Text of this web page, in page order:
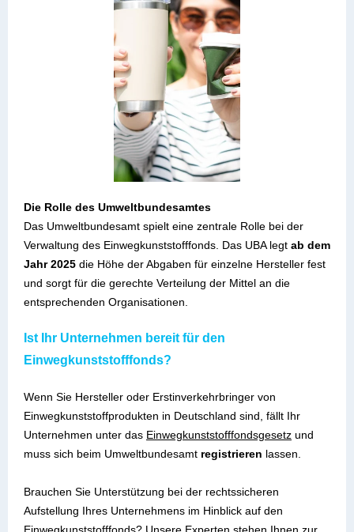
Die Rolle des Umweltbundesamtes
Das Umweltbundesamt spielt eine zentrale Rolle bei der
Verwaltung des Einwegkunststofffonds. Das UBA legt ab dem
Jahr 2025 die Höhe der Abgaben für einzelne Hersteller fest
und sorgt für die gerechte Verteilung der Mittel an die
entsprechenden Organisationen.
Ist Ihr Unternehmen bereit für den
Einwegkunststofffonds?
Wenn Sie Hersteller oder Erstinverkehrbringer von
Einwegkunststoffprodukten in Deutschland sind, fällt Ihr
Unternehmen unter das Einwegkunststofffondsgesetz und
muss sich beim Umweltbundesamt registrieren lassen.
Brauchen Sie Unterstützung bei der rechtssicheren
Aufstellung Ihres Unternehmens im Hinblick auf den